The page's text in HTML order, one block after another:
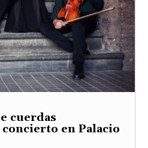
cuerdas
en Palacio